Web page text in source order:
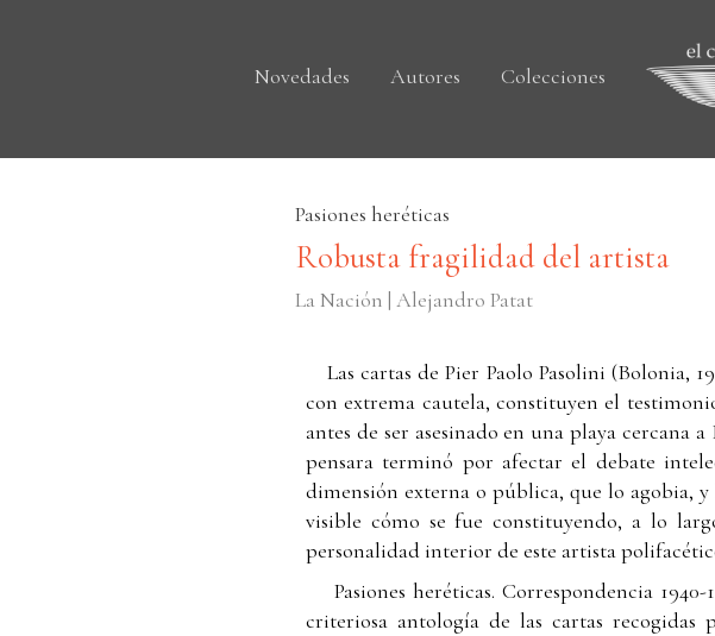
Novedades Autores Colecciones
Pasiones heréticas
Robusta fragilidad del artista
La Nación | Alejandro Patat
Las cartas de Pier Paolo Pasolini (Bolonia,
con extrema cautela, constituyen el
antes de ser asesinado en una playa
pensara terminó por afectar el debate
dimensión externa o pública, que lo agobia,
visible cómo se fue constituyendo, a lo
personalidad interior de este artista
Pasiones heréticas. Correspondencia
criteriosa antología de las cartas